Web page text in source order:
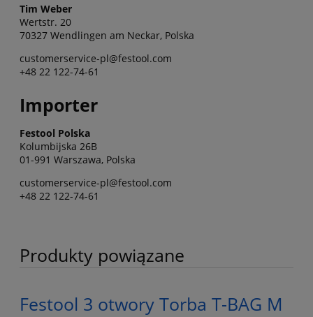
Tim Weber
Wertstr. 20
70327 Wendlingen am Neckar, Polska
customerservice-pl@festool.com
+48 22 122-74-61
Importer
Festool Polska
Kolumbijska 26B
01-991 Warszawa, Polska
customerservice-pl@festool.com
+48 22 122-74-61
Produkty powiązane
Festool 3 otwory Torba T-BAG M